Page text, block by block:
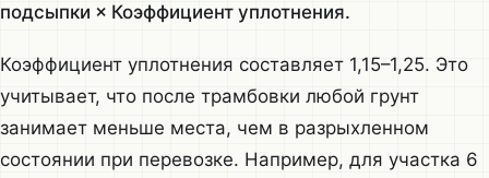
подсыпки × Коэффициент уплотнения.
Коэффициент уплотнения составляет 1,15–1,25. Это
учитывает, что после трамбовки любой грунт
занимает меньше места, чем в разрыхленном
состоянии при перевозке. Например, для участка 6